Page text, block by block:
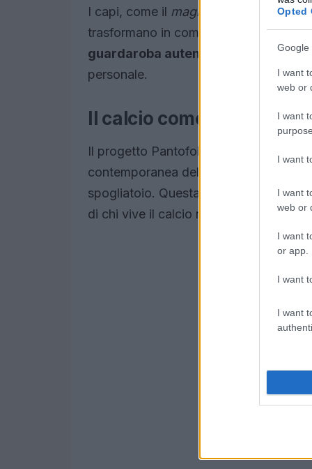
Opted
Google
I want
web or
I want
I want
I want
web or
I want
or app.
I want
I want
I capi, come il maglione Mom’s House
trasformano in compagni di
guardaroba autentico
, che cresce
personale.
Il calcio come
Il progetto Pantofola d’Oro x
contemporanea del calcio, dove il
spogliatoio. Questa capsule collection
di chi vive il calcio non solo come